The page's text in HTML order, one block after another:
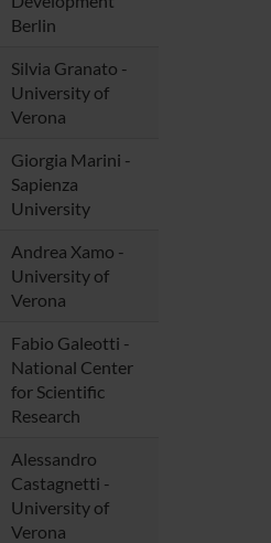
Berlin
Silvia Granato -
University of
Verona
Giorgia Marini -
Sapienza
University
Andrea Xamo -
University of
Verona
Fabio Galeotti -
National Center
for Scientific
Research
Alessandro
Castagnetti -
University of
Verona